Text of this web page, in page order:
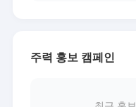
주력 홍보 캠페인